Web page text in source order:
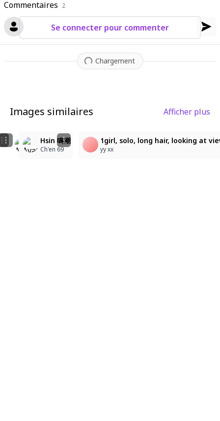
Commentaires 2
Se connecter pour commenter
Chargement
Images similaires Afficher plus
🦊☂️
あひゃ
lilubel
Hsin 鳴潮
Ch'en 69
1girl, solo, long hair, looking at
yy xx